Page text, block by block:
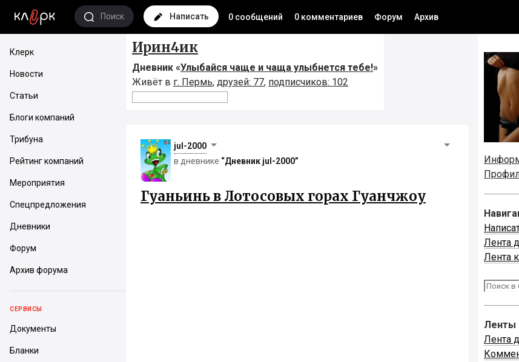
Поиск Написать 0 сообщений 0 комментариев Форум Архив
Клерк
Новости
Статьи
Блоги компаний
Трибуна
Рейтинг компаний
Мероприятия
Спецпредложения
Дневники
Форум
Архив форума
СЕРВИСЫ
Документы
Бланки
Ирин4ик
Дневник «Улыбайся чаще и чаща улыбнется тебе!»
Живёт в г. Пермь, друзей: 77, подписчиков: 102
jul-2000
в дневнике “Дневник jul-2000”
Гуаньинь в Лотосовых горах Гуанчжоу
Лента
Лента
Ленты
Лента